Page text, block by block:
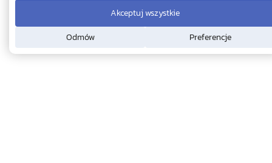
Odmów Preferencje
Akceptuj wszystkie